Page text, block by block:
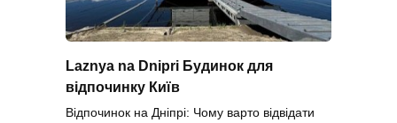
Laznya na Dnipri Будинок для
відпочинку Київ
Відпочинок на Дніпрі: Чому варто відвідати